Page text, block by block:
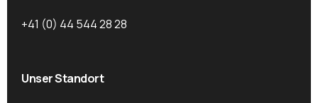
+41 (0) 44 544 28 28
Unser Standort